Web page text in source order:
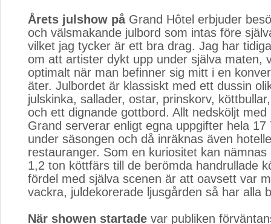
Årets julshow påGrand Hôtel erbjuder
och välsmakande julbord som intas före
vilket jag tycker är ett bra drag. Jag har
om att artister dykt upp under själva maten,
optimalt när man befinner sig mitt i en
äter. Julbordet är klassiskt med ett dussin
julskinka, sallader, ostar, prinskorv,
och ett dignande gottbord. Allt nedsköljt med
Grand serverar enligt egna uppgifter hela 17
under säsongen och då inräknas även
restauranger. Som en kuriositet kan
1,2 ton köttfärs till de berömda handrullade
fördel med själva scenen är att oavsett var
vackra, juldekorerade ljusgården så har alla
När showen startade var publiken